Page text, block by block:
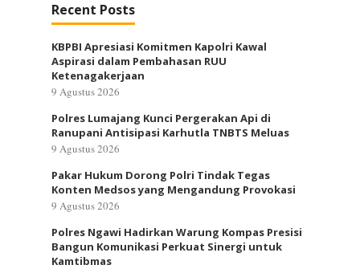
Recent Posts
KBPBI Apresiasi Komitmen Kapolri Kawal
Aspirasi dalam Pembahasan RUU
Ketenagakerjaan
9 Agustus 2026
Polres Lumajang Kunci Pergerakan Api di
Ranupani Antisipasi Karhutla TNBTS Meluas
9 Agustus 2026
Pakar Hukum Dorong Polri Tindak Tegas
Konten Medsos yang Mengandung Provokasi
9 Agustus 2026
Polres Ngawi Hadirkan Warung Kompas Presisi
Bangun Komunikasi Perkuat Sinergi untuk
Kamtibmas